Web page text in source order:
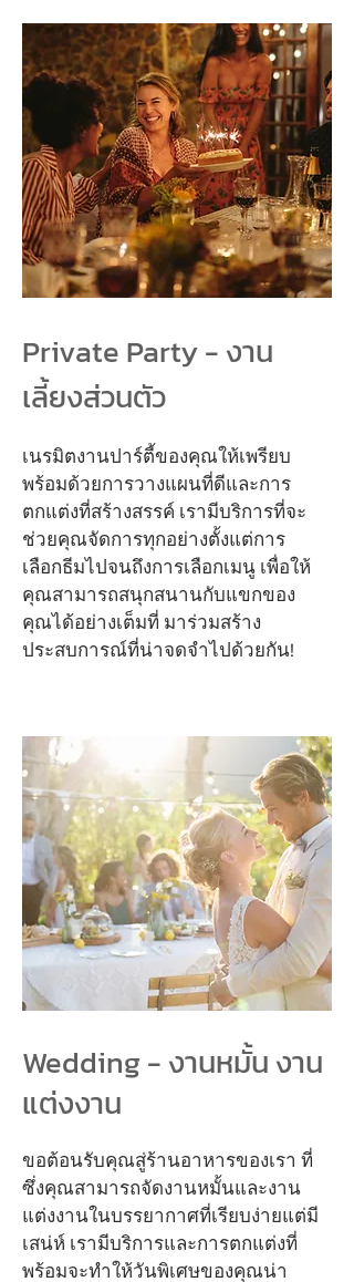
Private Party - งาน
เลี้ยงส่วนตัว
เนรมิตงานปาร์ตี้ของคุณให้เพรียบ
พร้อมด้วยการวางแผนที่ดีและการ
ตกแต่งที่สร้างสรรค์ เรามีบริการที่จะ
ช่วยคุณจัดการทุกอย่างตั้งแต่การ
เลือกธีมไปจนถึงการเลือกเมนู เพื่อให้
คุณสามารถสนุกสนานกับแขกของ
คุณได้อย่างเต็มที่ มาร่วมสร้าง
ประสบการณ์ที่น่าจดจำไปด้วยกัน!
Wedding - งานหมั้น งาน
แต่งงาน
ขอต้อนรับคุณสู่ร้านอาหารของเรา ที่
ซึ่งคุณสามารถจัดงานหมั้นและงาน
แต่งงานในบรรยากาศที่เรียบง่ายแต่มี
เสน่ห์ เรามีบริการและการตกแต่งที่
พร้อมจะทำให้วันพิเศษของคุณน่า